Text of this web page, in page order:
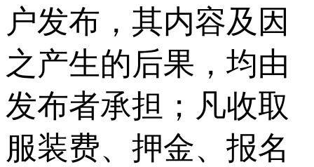
户发布，其内容及因
之产生的后果，均由
发布者承担；凡收取
服装费、押金、报名